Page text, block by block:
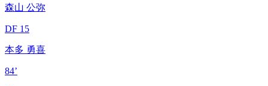
森山 公弥
DF 15
本多 勇喜
84’